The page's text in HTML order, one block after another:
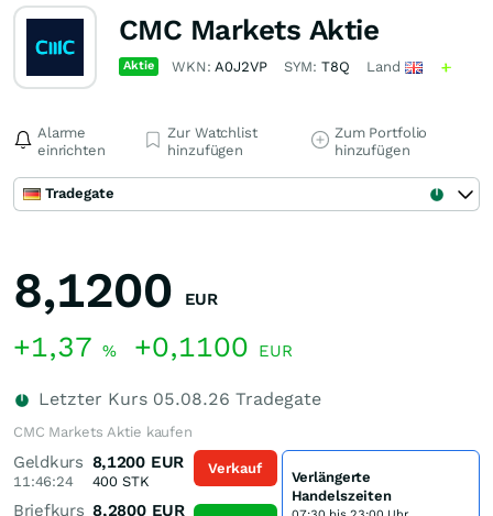
CMC Markets Aktie
Aktie WKN:A0J2VP SYM: T8Q Land
Alarme
einrichten
Zur Watchlist
hinzufügen
Zum Portfolio
hinzufügen
Tradegate
8,1200 EUR
+1,37 % +0,1100 EUR
Letzter Kurs 05.08.26 Tradegate
CMC Markets Aktie kaufen
Geldkurs
11:46:24
8,1200 EUR
400 STK
Briefkurs 8,2800 EUR
Verkauf
Verlängerte
Handelszeiten